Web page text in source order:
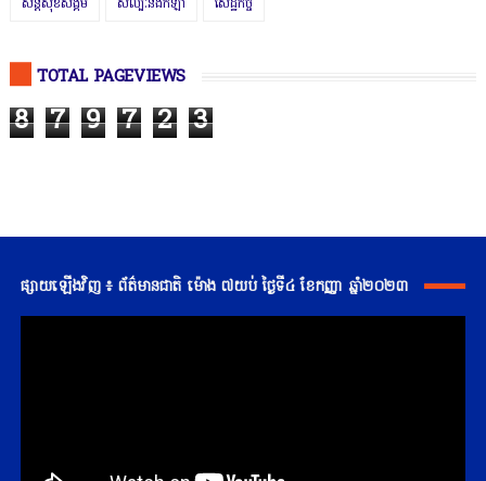
សន្តិសុខសង្គម សិល្បៈនិងកីឡា សេដ្ឋកិច្ច
TOTAL PAGEVIEWS
8 7 9 7 2 3
ផ្សាយឡើងវិញ ៖ ព័ត៌មានជាតិ ម៉ោង ៧យប់ ថ្ងៃទី៤ ខែកញ្ញា ឆ្នាំ២០២៣